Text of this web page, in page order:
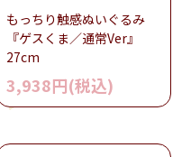
もっちり触感ぬいぐるみ
『ゲスくま／通常Ver』
27cm
3,938円(税込)